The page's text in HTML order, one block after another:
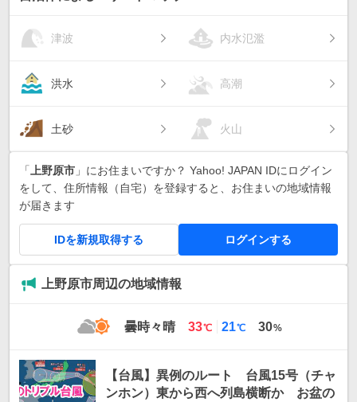
津波 内水氾濫
洪水 高潮
土砂 火山
「 上野原市 」にお住まいですか？ Yahoo! JAPAN IDにログイン
をして、住所情報（自宅）を登録すると、お住まいの地域情報
が届きます
IDを新規取得する ログインする
上野原市周辺の地域情報
曇時々晴
最
温
33℃
最
温
21℃ 30%
【台風】異例のルート 台風15号（チャ
ンホン）東から西へ列島横断か お盆の